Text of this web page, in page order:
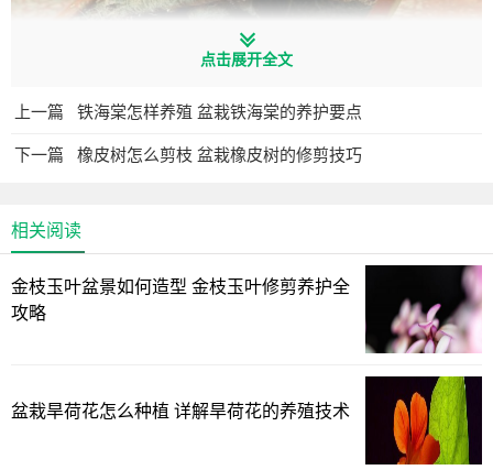
盆栽榕树怎么养？注意2点，枝叶很多、绿油油很繁茂、造
1、养盆景榕树要多晒太阳
其实它是非常喜阳光的植物，因为盆栽的小榕树和地栽的
那些大的榕树，生长习性是差不多的，地栽的话，基本上每
天都在太阳底下，狂晒暴晒，一点问题也没有，反而是越长
越疯，枝叶非常茂密，看起来很壮实，长成很大的一棵大
树。
点击展开全文
上一篇 铁海棠怎样养殖 盆栽铁海棠的养护要点
下一篇 橡皮树怎么剪枝 盆栽橡皮树的修剪技巧
相关阅读
金枝玉叶盆景如何造型 金枝玉叶修剪养护全
攻略
盆栽旱荷花怎么种植 详解旱荷花的养殖技术